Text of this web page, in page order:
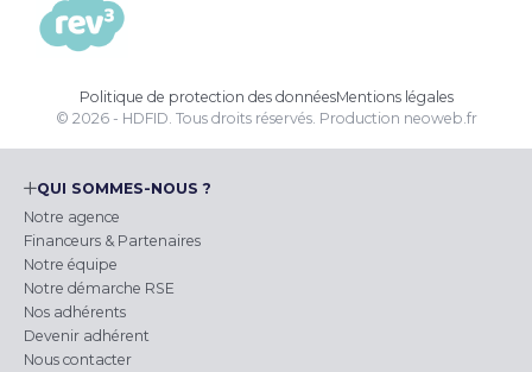
Politique de protection des donnéesMentions légales
© 2026 - HDFID. Tous droits réservés. Production neoweb.fr
QUI SOMMES-NOUS ?
Notre agence
Financeurs & Partenaires
Notre équipe
Notre démarche RSE
Nos adhérents
Devenir adhérent
Nous contacter